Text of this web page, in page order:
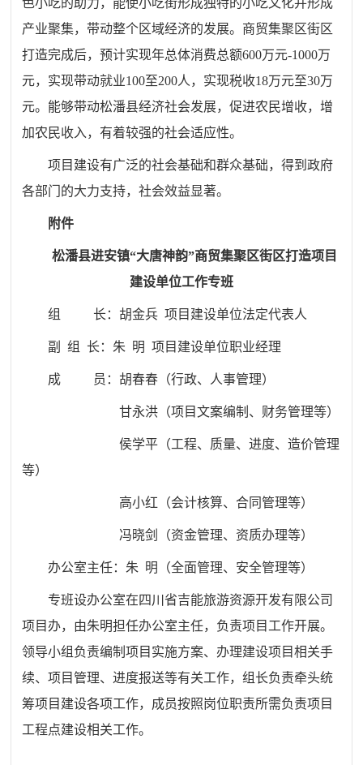
色小吃的助力，能使小吃街形成独特的小吃文化并形成
产业聚集，带动整个区域经济的发展。商贸集聚区街区
打造完成后，预计实现年总体消费总额600万元-1000万
元，实现带动就业100至200人，实现税收18万元至30万
元。能够带动松潘县经济社会发展，促进农民增收，增
加农民收入，有着较强的社会适应性。
项目建设有广泛的社会基础和群众基础，得到政府
各部门的大力支持，社会效益显著。
附件
松潘县进安镇“大唐神韵”商贸集聚区街区打造项目
建设单位工作专班
组 长：胡金兵 项目建设单位法定代表人
副 组 长：朱 明 项目建设单位职业经理
成 员：胡春春（行政、人事管理）
甘永洪（项目文案编制、财务管理等）
侯学平（工程、质量、进度、造价管理
等）
高小红（会计核算、合同管理等）
冯晓剑（资金管理、资质办理等）
办公室主任：朱 明（全面管理、安全管理等）
专班设办公室在四川省吉能旅游资源开发有限公司
项目办，由朱明担任办公室主任，负责项目工作开展。
领导小组负责编制项目实施方案、办理建设项目相关手
续、项目管理、进度报送等有关工作，组长负责牵头统
筹项目建设各项工作，成员按照岗位职责所需负责项目
工程点建设相关工作。